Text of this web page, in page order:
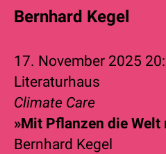
Bernhard Kegel
17. November 2025
Literaturhaus
Climate Care
»Mit Pflanzen die Welt
Bernhard Kegel